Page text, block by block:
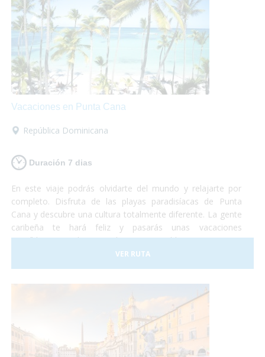
Vacaciones en Punta Cana
República Dominicana
Duración 7 dias
En este viaje podrás olvidarte del mundo y relajarte por
completo. Disfruta de las playas paradisíacas de Punta
Cana y descubre una cultura totalmente diferente. La gente
caribeña te hará feliz y pasarás unas vacaciones
increíbles en un lugar totalmente accesible para personas
con discapacidad. ¡Sólo deberás preocuparte por disfrutar!
VER RUTA